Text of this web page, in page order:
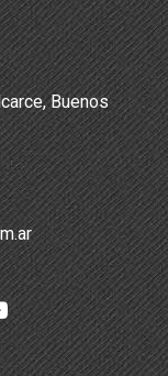
Buenos